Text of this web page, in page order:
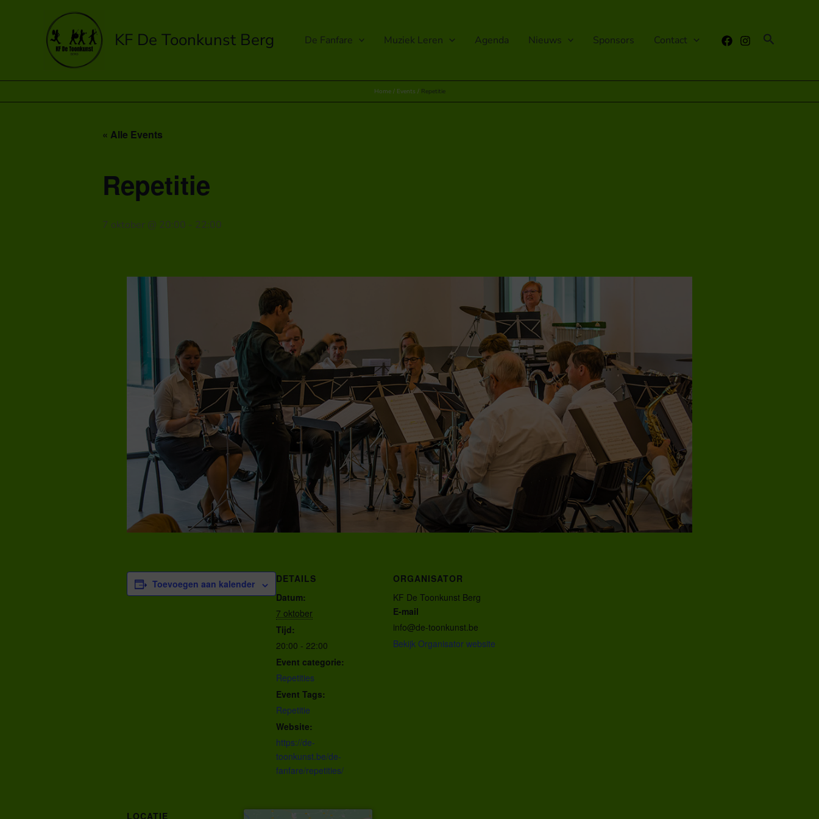
KF De Toonkunst Berg De Fanfare Muziek Leren Agenda Nieuws Sponsors Contact Zoeken
Home Events Repetitie
« Alle Events
Repetitie
7 oktober @ 20:00 - 22:00
Toevoegen aan kalender
DETAILS
Datum:
7 oktober
Tijd:
20:00 - 22:00
Event categorie:
Repetities
Event Tags:
Repetitie
Website:
https://de-
toonkunst.be/de-
fanfare/repetities/
ORGANISATOR
KF De Toonkunst Berg
E-mail
info@de-toonkunst.be
Bekijk Organisator website
LOCATIE